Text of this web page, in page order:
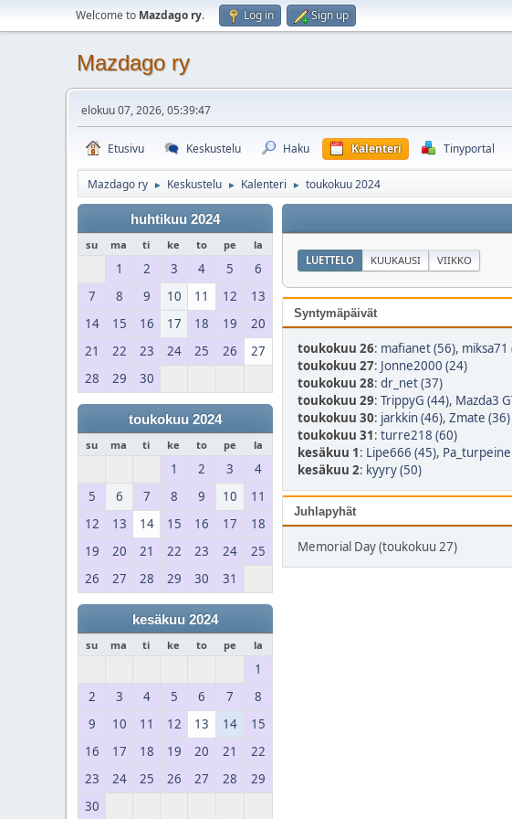
Welcome to Mazdago ry. Log in Sign up
Mazdago ry
elokuu 07, 2026, 05:39:47
Etusivu Keskustelu Haku Kalenteri Tinyportal
Mazdago ry ► Keskustelu ► Kalenteri ► toukokuu 2024
huhtikuu 2024
su ma ti ke to pe la
1 2 3 4 5
6
7
8 9 10 11 12
13
14
15 16 17 18 19
20
21
22 23 24 25 26
27
28
29 30
toukokuu 2024
su ma ti ke to pe la
1 2 3
4
5
6 7 8 9 10
11
12
13 14 15 16 17
18
19
20 21 22 23 24
25
26
27 28 29 30 31
kesäkuu 2024
su ma ti ke to pe la
1
2
3 4 5 6 7
8
9
10 11 12 13 14
15
16
17 18 19 20 21
22
23
24 25 26 27 28
29
30
LUETTELO KUUKAUSI VIIKKO
Syntymäpäivät
toukokuu 26: mafianet (56), miksa71
toukokuu 27: Jonne2000 (24)
toukokuu 28: dr_net (37)
toukokuu 29: TrippyG (44), Mazda3
toukokuu 30: jarkkin (46), Zmate (36)
toukokuu 31: turre218 (60)
kesäkuu 1: Lipe666 (45),
kesäkuu 2: kyyry (50)
Juhlapyhät
Memorial Day (toukokuu 27)